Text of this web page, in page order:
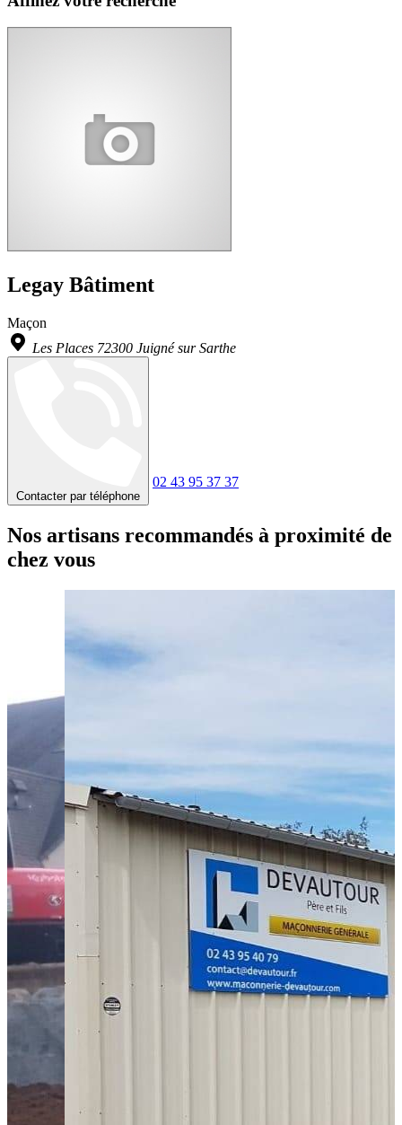
Legay Bâtiment
Maçon
Les Places 72300 Juigné sur Sarthe
Contacter par téléphone
02 43 95 37 37
Nos artisans recommandés à proximité de
chez vous